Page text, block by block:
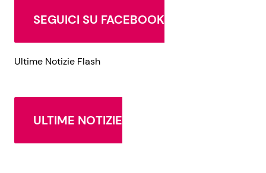
SEGUICI SU FACEBOOK
Ultime Notizie Flash
ULTIME NOTIZIE